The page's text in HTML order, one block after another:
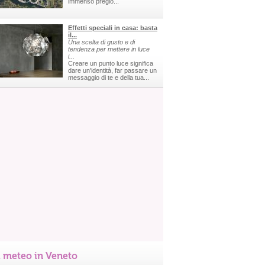
Effetti speciali in casa: basta
il...
Una scelta di gusto e di
tendenza per mettere in luce
i...
Creare un punto luce significa
dare un'identità, far passare un
messaggio di te e della tua...
meteo in Veneto